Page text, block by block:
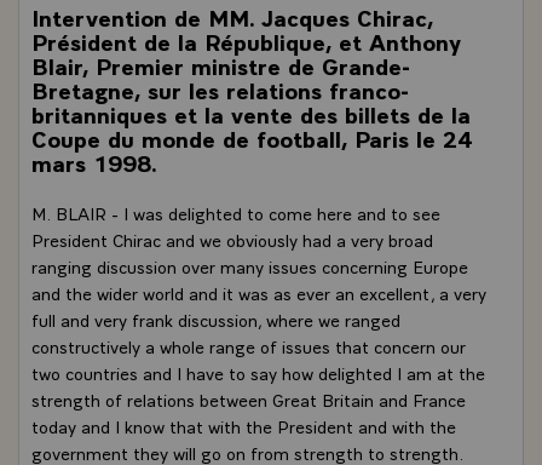
Intervention de MM. Jacques Chirac,
Président de la République, et Anthony
Blair, Premier ministre de Grande-
Bretagne, sur les relations franco-
britanniques et la vente des billets de la
Coupe du monde de football, Paris le 24
mars 1998.
M. BLAIR - I was delighted to come here and to see
President Chirac and we obviously had a very broad
ranging discussion over many issues concerning Europe
and the wider world and it was as ever an excellent, a very
full and very frank discussion, where we ranged
constructively a whole range of issues that concern our
two countries and I have to say how delighted I am at the
strength of relations between Great Britain and France
today and I know that with the President and with the
government they will go on from strength to strength.